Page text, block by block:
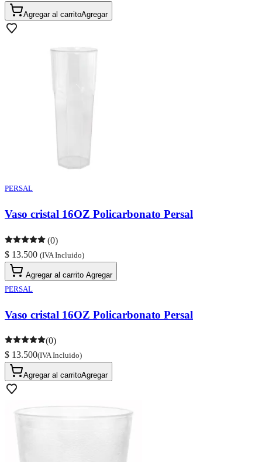
Agregar al carritoAgregar
PERSAL
Vaso cristal 16OZ Policarbonato Persal
(0)
$ 13.500 (IVA Incluido)
Agregar al carrito Agregar
PERSAL
Vaso cristal 16OZ Policarbonato Persal
(0)
$ 13.500(IVA Incluido)
Agregar al carritoAgregar